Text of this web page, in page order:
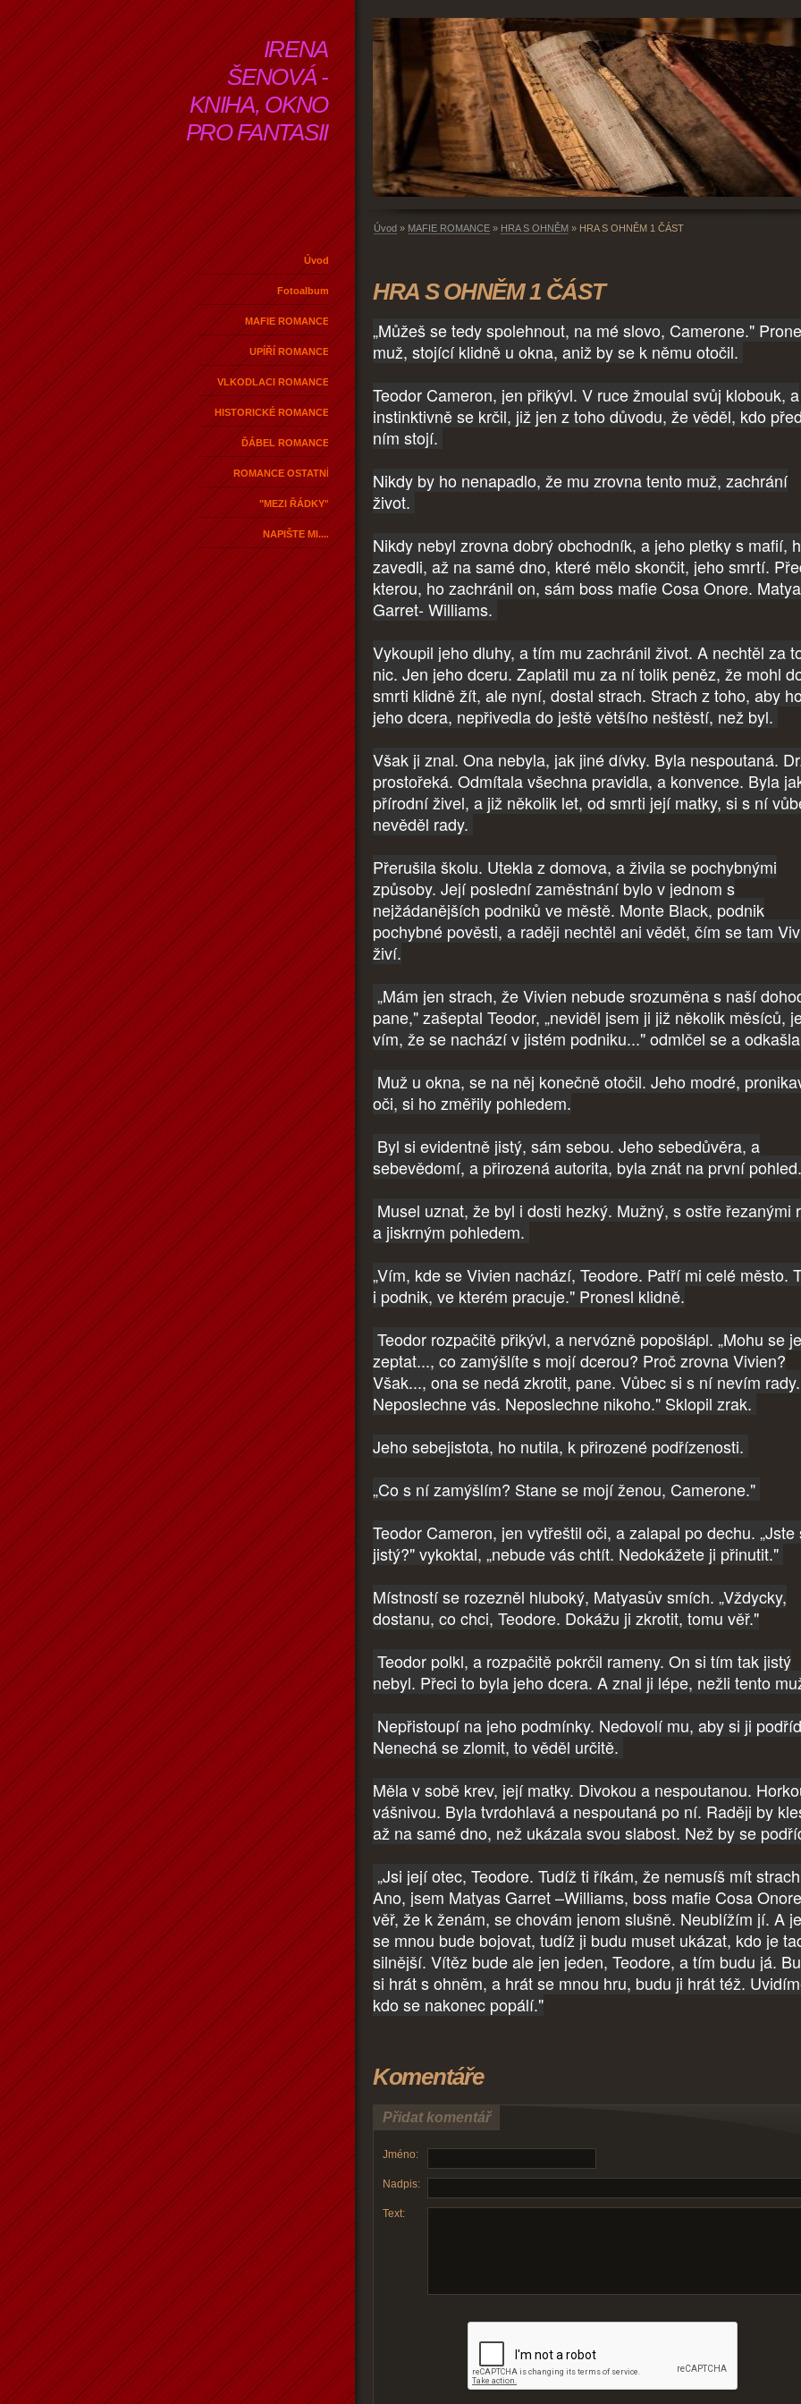
IRENA
ŠENOVÁ -
KNIHA, OKNO
PRO FANTASII
Úvod
Fotoalbum
MAFIE ROMANCE
UPÍŘÍ ROMANCE
VLKODLACI ROMANCE
HISTORICKÉ ROMANCE
ĎÁBEL ROMANCE
ROMANCE OSTATNÍ
"MEZI ŘÁDKY"
NAPIŠTE MI....
Úvod » MAFIE ROMANCE » HRA S OHNĚM » HRA S OHNĚM 1 ČÁST
HRA S OHNĚM 1 ČÁST
„Můžeš se tedy spolehnout, na mé slovo, Camerone."
muž, stojící klidně u okna, aniž by se k němu otočil.
Teodor Cameron, jen přikývl. V ruce žmoulal svůj klobouk, a
instinktivně se krčil, již jen z toho důvodu, že věděl, kdo před
ním stojí.
Nikdy by ho nenapadlo, že mu zrovna tento muž, zachrání
život.
Nikdy nebyl zrovna dobrý obchodník, a jeho pletky s mafií,
zavedli, až na samé dno, které mělo skončit, jeho smrtí.
kterou, ho zachránil on, sám boss mafie Cosa Onore.
Garret- Williams.
Vykoupil jeho dluhy, a tím mu zachránil život. A nechtěl za
nic. Jen jeho dceru. Zaplatil mu za ní tolik peněz, že mohl
smrti klidně žít, ale nyní, dostal strach. Strach z toho, aby ho
jeho dcera, nepřivedla do ještě většího neštěstí, než byl.
Však ji znal. Ona nebyla, jak jiné dívky. Byla nespoutaná.
prostořeká. Odmítala všechna pravidla, a konvence. Byla
přírodní živel, a již několik let, od smrti její matky, si s ní
nevěděl rady.
Přerušila školu. Utekla z domova, a živila se pochybnými
způsoby. Její poslední zaměstnání bylo v jednom s
nejžádanějších podniků ve městě. Monte Black, podnik
pochybné pověsti, a raději nechtěl ani vědět, čím se tam
živí.
„Mám jen strach, že Vivien nebude srozuměna s naší
pane," zašeptal Teodor, „neviděl jsem ji již několik měsíců,
vím, že se nachází v jistém podniku..." odmlčel se a
Muž u okna, se na něj konečně otočil. Jeho modré,
oči, si ho změřily pohledem.
Byl si evidentně jistý, sám sebou. Jeho sebedůvěra, a
sebevědomí, a přirozená autorita, byla znát na první pohled.
Musel uznat, že byl i dosti hezký. Mužný, s ostře řezanými
a jiskrným pohledem.
„Vím, kde se Vivien nachází, Teodore. Patří mi celé město.
i podnik, ve kterém pracuje." Pronesl klidně.
Teodor rozpačitě přikývl, a nervózně popošlápl. „Mohu se
zeptat..., co zamýšlíte s mojí dcerou? Proč zrovna Vivien?
Však..., ona se nedá zkrotit, pane. Vůbec si s ní nevím rady.
Neposlechne vás. Neposlechne nikoho." Sklopil zrak.
Jeho sebejistota, ho nutila, k přirozené podřízenosti.
„Co s ní zamýšlím? Stane se mojí ženou, Camerone."
Teodor Cameron, jen vytřeštil oči, a zalapal po dechu. „Jste
jistý?" vykoktal, „nebude vás chtít. Nedokážete ji přinutit."
Místností se rozezněl hluboký, Matyasův smích. „Vždycky,
dostanu, co chci, Teodore. Dokážu ji zkrotit, tomu věř."
Teodor polkl, a rozpačitě pokrčil rameny. On si tím tak jistý
nebyl. Přeci to byla jeho dcera. A znal ji lépe, nežli tento
Nepřistoupí na jeho podmínky. Nedovolí mu, aby si ji
Nenechá se zlomit, to věděl určitě.
Měla v sobě krev, její matky. Divokou a nespoutanou.
vášnivou. Byla tvrdohlavá a nespoutaná po ní. Raději by
až na samé dno, než ukázala svou slabost. Než by se
„Jsi její otec, Teodore. Tudíž ti říkám, že nemusíš mít
Ano, jsem Matyas Garret –Williams, boss mafie Cosa
věř, že k ženám, se chovám jenom slušně. Neublížím jí. A
se mnou bude bojovat, tudíž ji budu muset ukázat, kdo je
silnější. Vítěz bude ale jen jeden, Teodore, a tím budu já.
si hrát s ohněm, a hrát se mnou hru, budu ji hrát též.
kdo se nakonec popálí."
Komentáře
Přidat komentář
Jméno:
Nadpis:
Text: